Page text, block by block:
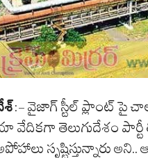
:- వైజాగ్ స్టీల్ ప్లాంట్ పై
తెలుగుదేశం పార్టీ
సృష్టిస్తున్నారు